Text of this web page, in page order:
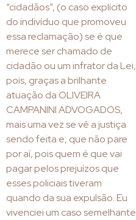
“cidadãos”, (o caso explícito
do indivíduo que promoveu
essa reclamação) se é que
merece ser chamado de
cidadão ou um infrator da Lei,
pois, graças a brilhante
atuação da OLIVEIRA
CAMPANINI ADVOGADOS,
mais uma vez se vê a justiça
sendo feita e, que não pare
por aí, pois quem é que vai
pagar pelos prejuízos que
esses policiais tiveram
quando da sua expulsão. Eu
vivenciei um caso semelhante